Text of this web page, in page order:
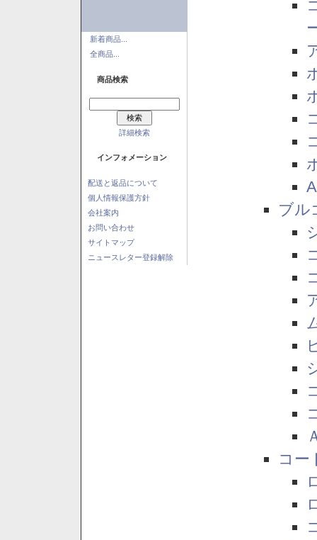
新着商品...
全商品...
商品検索
詳細検索
インフォメーション
配送と返品について
個人情報保護方針
会社案内
お問い合わせ
サイトマップ
ニュースレター登録解除
ブル
コー